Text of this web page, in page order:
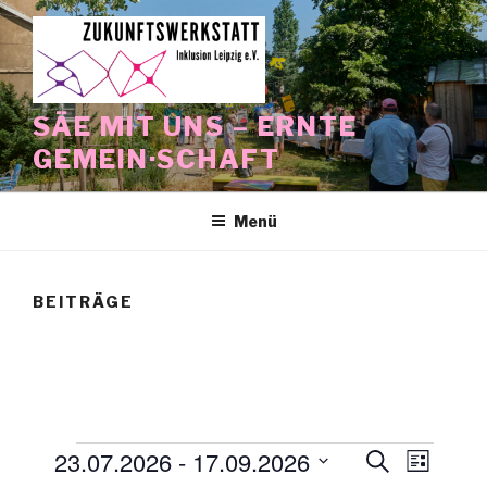
Zum
Inhalt
springen
SÄE MIT UNS – ERNTE
GEMEIN·SCHAFT
Menü
BEITRÄGE
Veranstaltungen
V
S
V
L
23.07.2026 - 17.09.2026